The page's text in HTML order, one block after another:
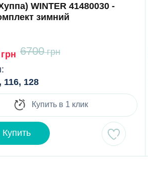
WINTER 41480030 -
зимний
грн 6700грн
116, 128
Купить в 1 клик
Купить